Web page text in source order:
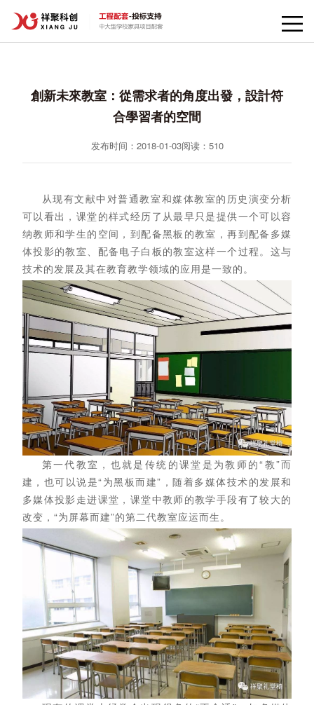
創新未來教室：從需求者的角度出發，設計符
合學習者的空間
发布时间：2018-01-03阅读： 510
从现有文献中对普通教室和媒体教室的历史演变分析
可以看出，课堂的样式经历了从最早只是提供一个可以容
纳教师和学生的空间，到配备黑板的教室，再到配备多媒
体投影的教室、配备电子白板的教室这样一个过程。这与
技术的发展及其在教育教学领域的应用是一致的。
第一代教室，也就是传统的课堂是为教师的“教”而
建，也可以说是“为黑板而建”，随着多媒体技术的发展和
多媒体投影走进课堂，课堂中教师的教学手段有了较大的
改变，“为屏幕而建”的第二代教室应运而生。